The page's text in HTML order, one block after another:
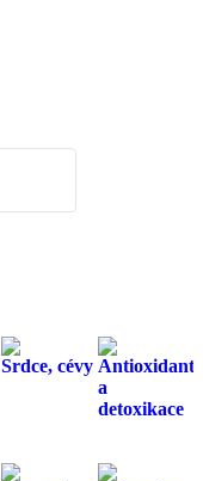
Srdce, cévy Antioxidanty
a
detoxikace